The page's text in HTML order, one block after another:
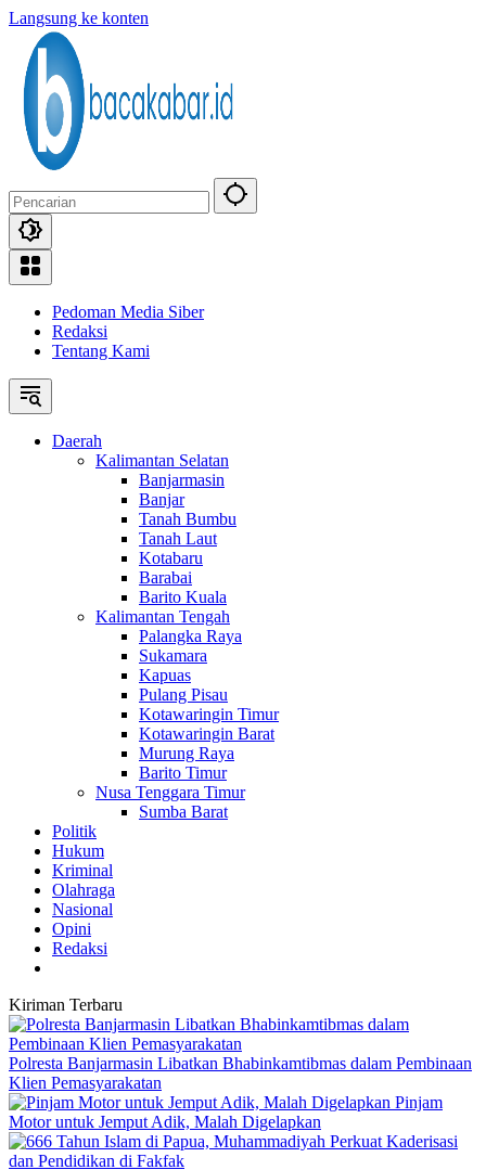
Langsung ke konten
Pedoman Media Siber
Redaksi
Tentang Kami
Daerah
Kalimantan Selatan
Banjarmasin
Banjar
Tanah Bumbu
Tanah Laut
Kotabaru
Barabai
Barito Kuala
Kalimantan Tengah
Palangka Raya
Sukamara
Kapuas
Pulang Pisau
Kotawaringin Timur
Kotawaringin Barat
Murung Raya
Barito Timur
Nusa Tenggara Timur
Sumba Barat
Politik
Hukum
Kriminal
Olahraga
Nasional
Opini
Redaksi
Kiriman Terbaru
Polresta Banjarmasin Libatkan Bhabinkamtibmas dalam Pembinaan
Klien Pemasyarakatan
Pinjam
Motor untuk Jemput Adik, Malah Digelapkan